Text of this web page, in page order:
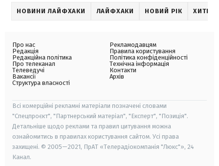
НОВИНИ ЛАЙФХАКИ ЛАЙФХАКИ НОВИЙ РІК
Про нас
Редакція
Редакційна політика
Про телеканал
Телеведучі
Вакансії
Структура власності
Рекламодавцям
Правила користування
Політика конфіденційності
Технічна інформація
Контакти
Архів
Всі комерційні рекламні матеріали позначені словами
"Спецпроєкт", "Партнерський матеріал", "Експерт", "Позиція".
Детальніше щодо реклами та правил цитування можна
ознайомитись в правилах користування сайтом. Усі права
захищені. © 2005—2021, ПрАТ «Телерадіокомпанія "Люкс"», 24
Канал.